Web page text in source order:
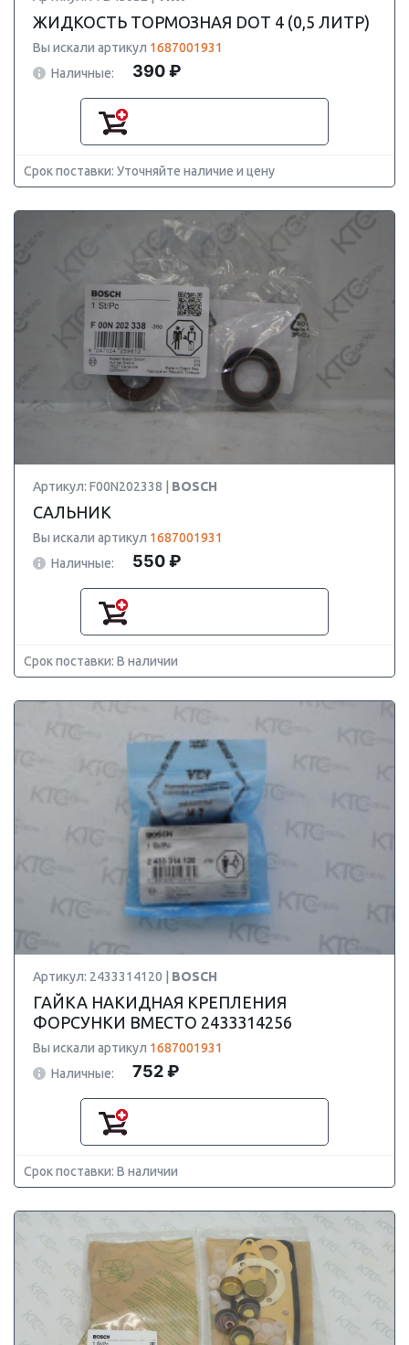
ЖИДКОСТЬ ТОРМОЗНАЯ DOT 4 (0,5 ЛИТР)
Вы искали артикул 1687001931
Наличные:
390 ₽
Срок поставки: Уточняйте наличие и цену
Артикул: F00N202338 | BOSCH
САЛЬНИК
Вы искали артикул 1687001931
Наличные:
550 ₽
Срок поставки: В наличии
Артикул: 2433314120 | BOSCH
ГАЙКА НАКИДНАЯ КРЕПЛЕНИЯ
ФОРСУНКИ ВМЕСТО 2433314256
Вы искали артикул 1687001931
Наличные:
752 ₽
Срок поставки: В наличии